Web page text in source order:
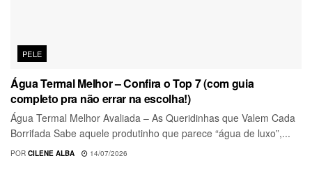
PELE
Água Termal Melhor – Confira o Top 7 (com guia
completo pra não errar na escolha!)
Água Termal Melhor Avaliada – As Queridinhas que Valem Cada
Borrifada Sabe aquele produtinho que parece “água de luxo”,...
POR CILENE ALBA 14/07/2026